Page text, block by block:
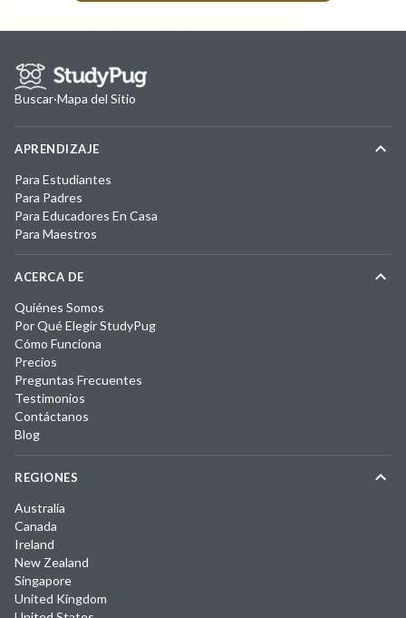
Buscar·Mapa del Sitio
APRENDIZAJE
Para Estudiantes
Para Padres
Para Educadores En Casa
Para Maestros
ACERCA DE
Quiénes Somos
Por Qué Elegir StudyPug
Cómo Funciona
Precios
Preguntas Frecuentes
Testimonios
Contáctanos
Blog
REGIONES
Australia
Canada
Ireland
New Zealand
Singapore
United Kingdom